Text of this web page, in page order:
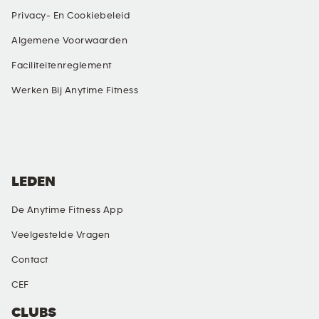
Privacy- En Cookiebeleid
Algemene Voorwaarden
Faciliteitenreglement
Werken Bij Anytime Fitness
CLUBS
LEDEN
De Anytime Fitness App
Veelgestelde Vragen
Contact
CEF